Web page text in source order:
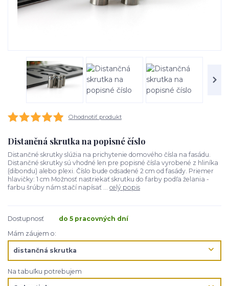
Ohodnotiť produkt
Distančná skrutka na popisné číslo
Distančné skrutky slúžia na prichytenie domového čísla na fasádu.
Distančné skrutky sú vhodné len pre popisné čísla vyrobené z hliníka
(dibondu) alebo plexi. Číslo bude odsadené 2 cm od fasády. Priemer
hlavičky: 1 cm Možnosť nastriekať skrutku do farby podľa želania -
farbu šrúby nám stačí napísať ... celý popis
Dostupnosť
do 5 pracovných dní
Mám záujem o:
Na tabuľku potrebujem